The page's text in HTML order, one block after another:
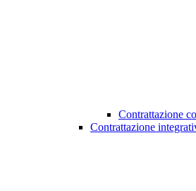
Contrattazione
Contrattazione